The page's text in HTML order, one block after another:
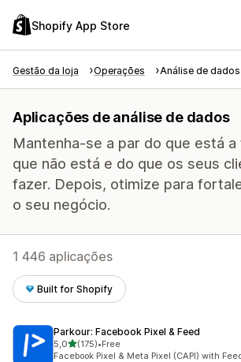
Shopify App Store
Gestão da loja Operações Análise de dados
Aplicações de análise de dados
Mantenha-se a par do que está a
que não está e do que os seus
fazer. Depois, otimize para
o seu negócio.
1 446 aplicações
Built for Shopify
Parkour: Facebook Pixel & Feed
5,0de 5 estrelas
(175)
175 total de avaliações
•Free
Facebook Pixel & Meta Pixel (CAPI) with